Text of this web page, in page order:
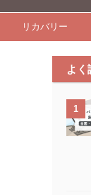
リカバリー
よく
1